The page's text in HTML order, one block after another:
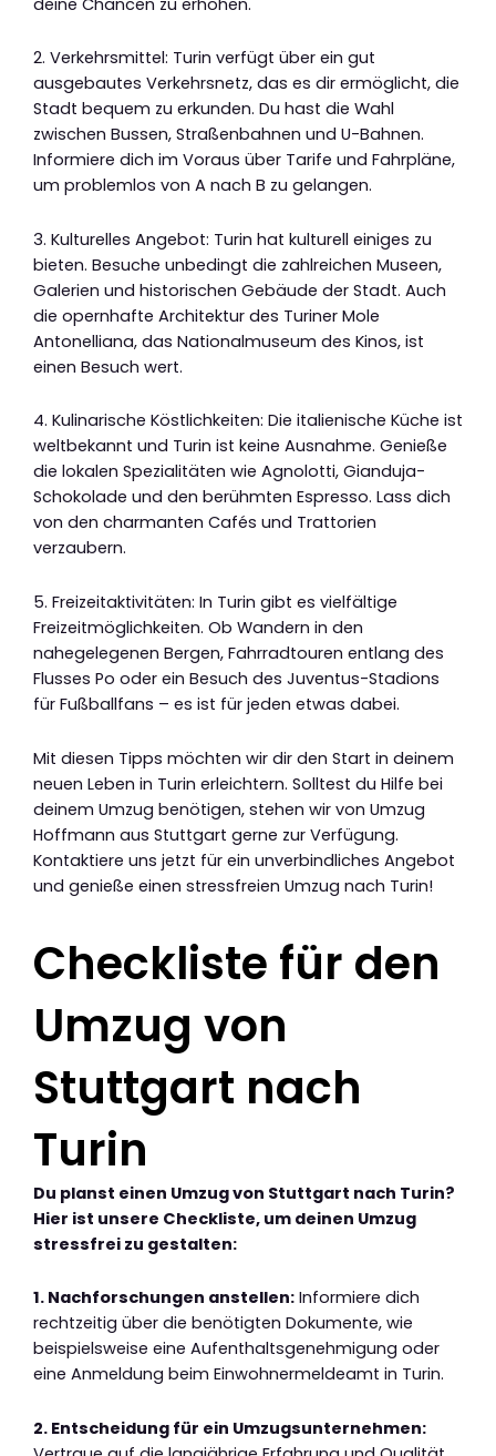
2. Verkehrsmittel: Turin verfügt über ein gut
ausgebautes Verkehrsnetz, das es dir ermöglicht, die
Stadt bequem zu erkunden. Du hast die Wahl
zwischen Bussen, Straßenbahnen und U-Bahnen.
Informiere dich im Voraus über Tarife und Fahrpläne,
um problemlos von A nach B zu gelangen.
3. Kulturelles Angebot: Turin hat kulturell einiges zu
bieten. Besuche unbedingt die zahlreichen Museen,
Galerien und historischen Gebäude der Stadt. Auch
die opernhafte Architektur des Turiner Mole
Antonelliana, das Nationalmuseum des Kinos, ist
einen Besuch wert.
4. Kulinarische Köstlichkeiten: Die italienische Küche ist
weltbekannt und Turin ist keine Ausnahme. Genieße
die lokalen Spezialitäten wie Agnolotti, Gianduja-
Schokolade und den berühmten Espresso. Lass dich
von den charmanten Cafés und Trattorien
verzaubern.
5. Freizeitaktivitäten: In Turin gibt es vielfältige
Freizeitmöglichkeiten. Ob Wandern in den
nahegelegenen Bergen, Fahrradtouren entlang des
Flusses Po oder ein Besuch des Juventus-Stadions
für Fußballfans – es ist für jeden etwas dabei.
Mit diesen Tipps möchten wir dir den Start in deinem
neuen Leben in Turin erleichtern. Solltest du Hilfe bei
deinem Umzug benötigen, stehen wir von Umzug
Hoffmann aus Stuttgart gerne zur Verfügung.
Kontaktiere uns jetzt für ein unverbindliches Angebot
und genieße einen stressfreien Umzug nach Turin!
Checkliste für den
Umzug von
Stuttgart nach
Turin
Du planst einen Umzug von Stuttgart nach Turin?
Hier ist unsere Checkliste, um deinen Umzug
stressfrei zu gestalten:
1. Nachforschungen anstellen: Informiere dich
rechtzeitig über die benötigten Dokumente, wie
beispielsweise eine Aufenthaltsgenehmigung oder
eine Anmeldung beim Einwohnermeldeamt in Turin.
2. Entscheidung für ein Umzugsunternehmen: